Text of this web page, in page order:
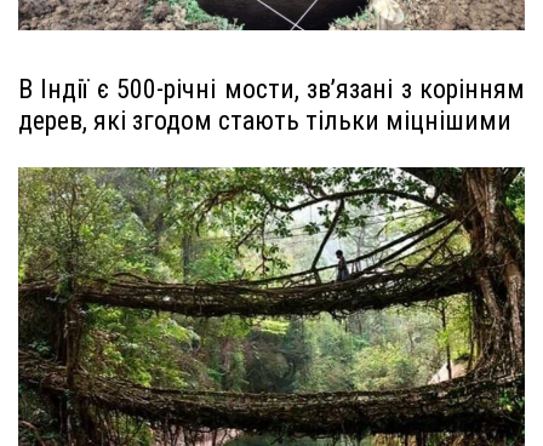
В Індії є 500-річні мости, зв’язані з корінням
дерев, які згодом стають тільки міцнішими